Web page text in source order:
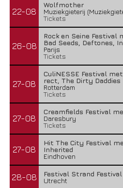
22-08
Wolfmother
Muziekgieterij
Tickets
26-08
Rock en Seine Festival
Bad Seeds, Deftones,
Parijs
Tickets
27-08
CuliNESSE Festival
rect, The Dirty Daddies
Rotterdam
Tickets
27-08
Creamfields Festival
Daresbury
Tickets
27-08
Hit The City Festival
Inherited
Eindhoven
28-08
Festival Strand
Utrecht